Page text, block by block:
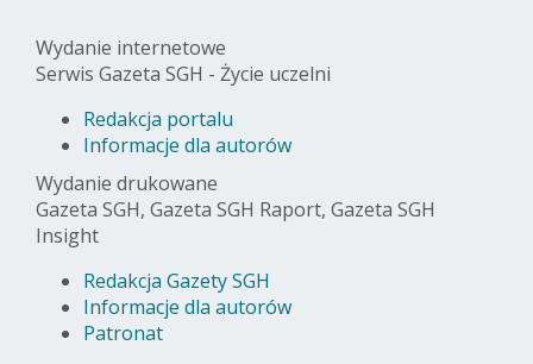
Wydanie internetowe
Serwis Gazeta SGH - Życie uczelni
Redakcja portalu
Informacje dla autorów
Wydanie drukowane
Gazeta SGH, Gazeta SGH Raport, Gazeta SGH
Insight
Redakcja Gazety SGH
Informacje dla autorów
Patronat